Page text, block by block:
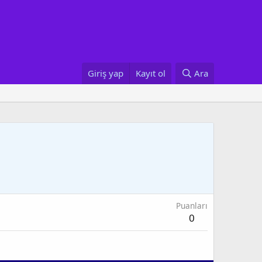
Giriş yap Kayıt ol Ara
Puanları
0